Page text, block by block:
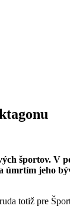
športov. V
úmrtím jeho
totiž pre